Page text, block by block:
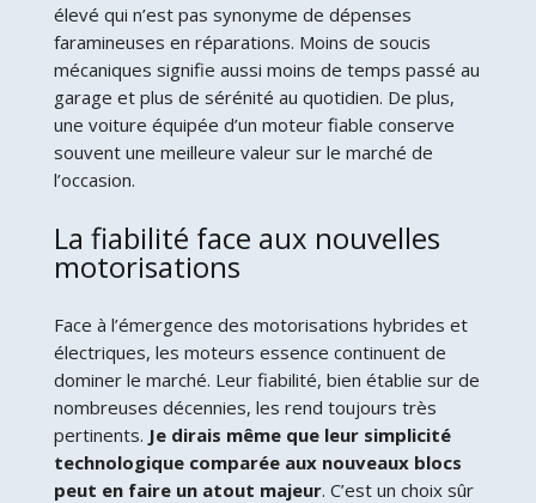
élevé qui n’est pas synonyme de dépenses
faramineuses en réparations. Moins de soucis
mécaniques signifie aussi moins de temps passé au
garage et plus de sérénité au quotidien. De plus,
une voiture équipée d’un moteur fiable conserve
souvent une meilleure valeur sur le marché de
l’occasion.
La fiabilité face aux nouvelles
motorisations
Face à l’émergence des motorisations hybrides et
électriques, les moteurs essence continuent de
dominer le marché. Leur fiabilité, bien établie sur de
nombreuses décennies, les rend toujours très
pertinents. Je dirais même que leur simplicité
technologique comparée aux nouveaux blocs
peut en faire un atout majeur. C’est un choix sûr